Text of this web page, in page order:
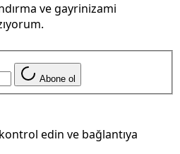
ve gayrinizami
Abone ol
edin ve bağlantıya